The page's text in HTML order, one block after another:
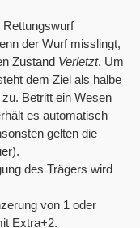
Rettungswurf
der Wurf misslingt,
Zustand Verletzt. Um
dem Ziel als halbe
Betritt ein Wesen
es automatisch
gelten die
des Trägers wird
von 1 oder
Extra+2.